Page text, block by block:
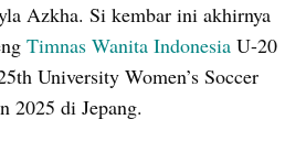
Azkha. Si kembar ini akhirnya
Timnas Wanita Indonesia U-20
University Women’s Soccer
2025 di Jepang.